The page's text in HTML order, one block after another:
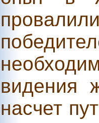
видения
насчет